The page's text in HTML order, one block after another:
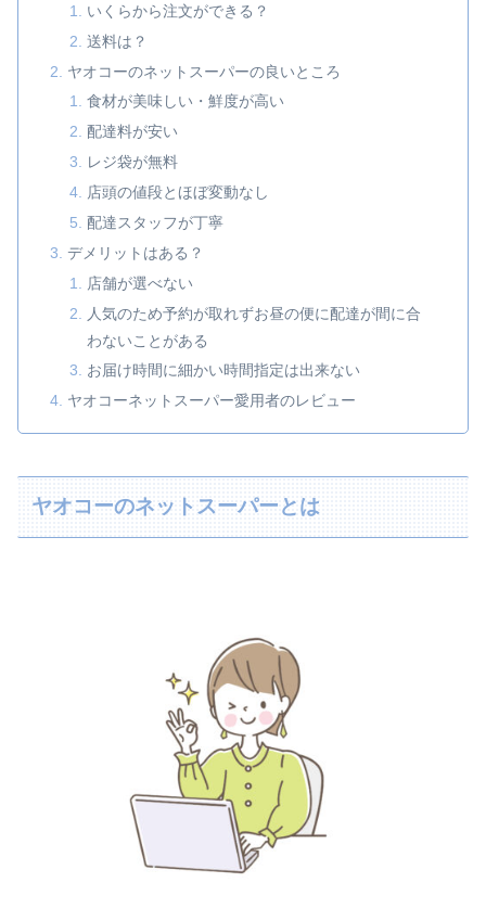
いくらから注文ができる？
送料は？
ヤオコーのネットスーパーの良いところ
食材が美味しい・鮮度が高い
配達料が安い
レジ袋が無料
店頭の値段とほぼ変動なし
配達スタッフが丁寧
デメリットはある？
店舗が選べない
人気のため予約が取れずお昼の便に配達が間に合
わないことがある
お届け時間に細かい時間指定は出来ない
ヤオコーネットスーパー愛用者のレビュー
ヤオコーのネットスーパーとは